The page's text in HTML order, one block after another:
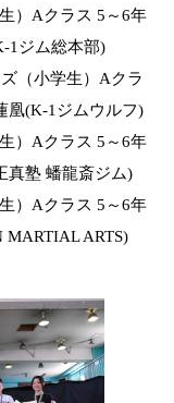
）Aクラス 5～6年
1ジム総本部)
（小学生）Aクラ
凰(K-1ジムウルフ)
）Aクラス 5～6年
真塾 蟠龍斎ジム)
）Aクラス 5～6年
MARTIAL ARTS)